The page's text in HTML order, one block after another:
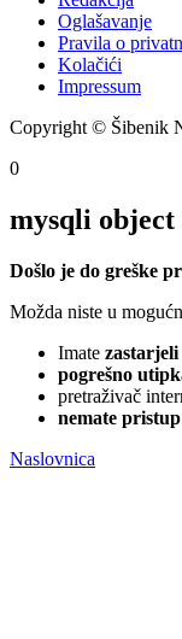
Oglašavanje
Pravila o
Kolačići
Impressum
Copyright © Šibenik
0
mysqli object
Došlo je do greške
Možda niste u
Imate
pogrešno
pretraživač
nemate pristup
Naslovnica